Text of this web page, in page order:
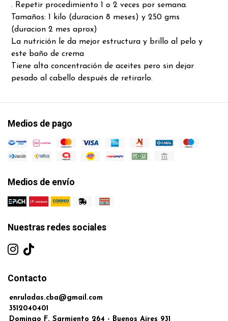
. Repetir procedimiento 1 o 2 veces por semana.
Tamaños: 1 kilo (duracion 8 meses) y 250 gms
(duracion 2 mes aprox)
La nutrición le da mejor estructura y brillo al pelo y
este baño de crema
Tiene alta concentración de aceites pero sin dejar
pesado al cabello después de retirarlo.
Medios de pago
Medios de envío
Nuestras redes sociales
Contacto
enruladas.cba@gmail.com
3512040401
Domingo F. Sarmiento 264 - Buenos Aires 931